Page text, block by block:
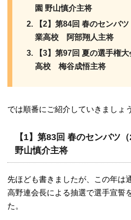
園 野山慎介主将
【2】第84回 春のセンバ
業高校 阿部翔人主将
【3】第97回 夏の選手権
高校 梅谷成悟主将
では順番にご紹介していきましょう
【1】第83回 春のセンバツ
野山慎介主将
先ほども書きましたが、この年は
高野連会長による抽選で選手宣誓
た。